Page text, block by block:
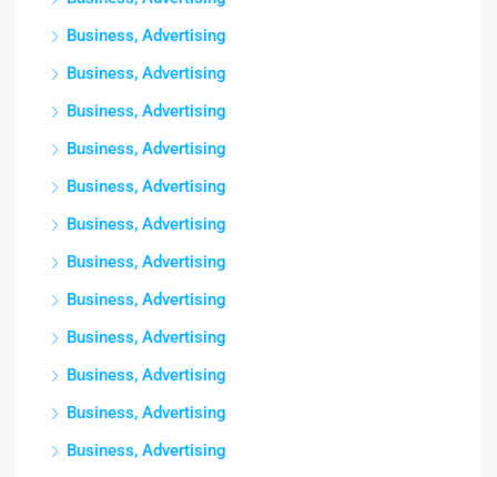
Business, Advertising
Business, Advertising
Business, Advertising
Business, Advertising
Business, Advertising
Business, Advertising
Business, Advertising
Business, Advertising
Business, Advertising
Business, Advertising
Business, Advertising
Business, Advertising